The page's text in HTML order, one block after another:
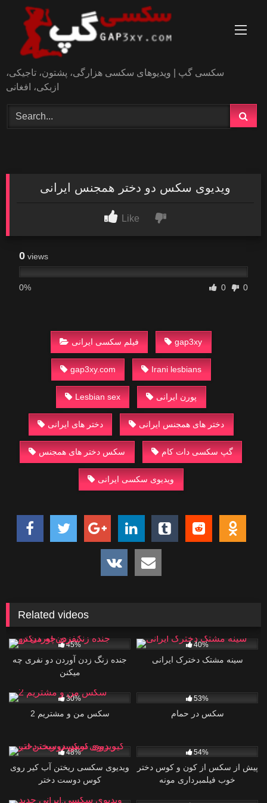
content
سکسی گپ | ویدیوهای سکسی هزارگی، پشتون، تاجیکی،
ازبکی، افغانی
ویدیوی سکس دو دختر همجنس ایرانی
Like
0 views
0% 0 0
فیلم سکسی ایرانی gap3xy
gap3xy.com Irani lesbians
Lesbian sex پورن ایرانی
دختر های ایرانی دختر های همجنس ایرانی
سکس دختر های همجنس گپ سکسی دات کام
ویدیوی سکسی ایرانی
Related videos
45%
جنده زنگ زدن آوردن دو نفری چه
میکنن
40%
سینه مشتک دخترک ایرانی
30%
سکس من و مشتریم 2
53%
سکس در حمام
48%
ویدیوی سکسی ریختن آب کیر روی
کوس دوست دختر
54%
پیش از سکس از کون و کوس دختر
خوب فیلمبرداری مونه